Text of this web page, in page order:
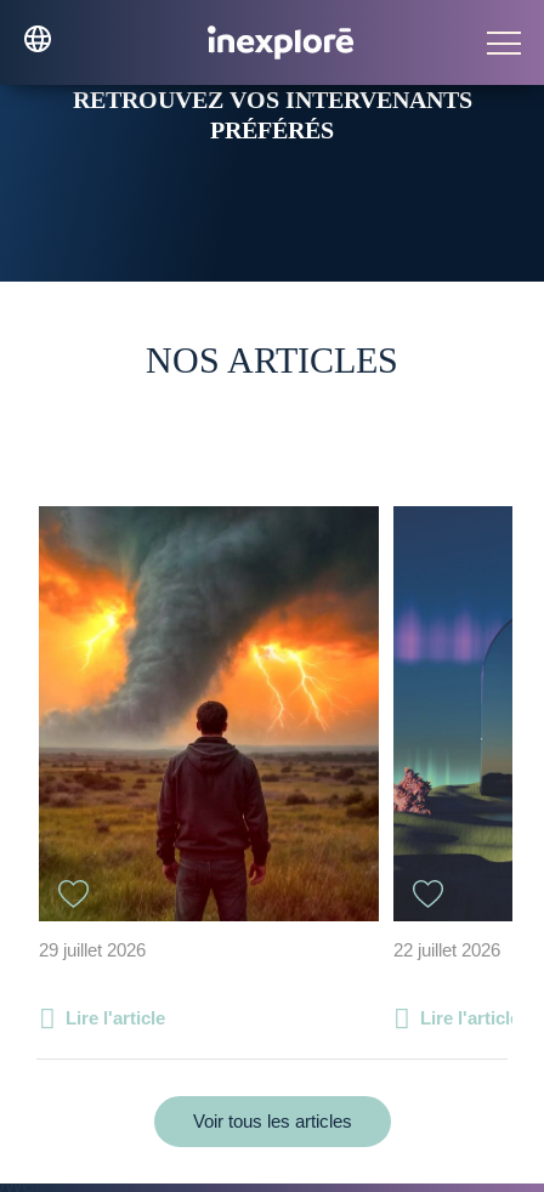
RETROUVEZ VOS INTERVENANTS
PRÉFÉRÉS
NOS ARTICLES
29 juillet 2026
Lire l'article
22 juillet 2026
Lire l'article
Voir tous les articles